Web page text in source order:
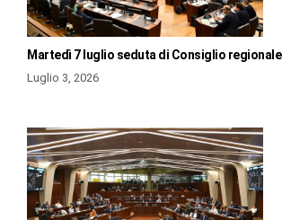
Martedì 7 luglio seduta di Consiglio regionale
Luglio 3, 2026